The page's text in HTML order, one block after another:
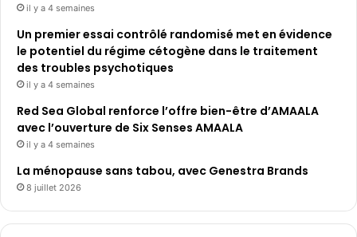
il y a 4 semaines
Un premier essai contrôlé randomisé met en évidence
le potentiel du régime cétogène dans le traitement
des troubles psychotiques
il y a 4 semaines
Red Sea Global renforce l’offre bien-être d’AMAALA
avec l’ouverture de Six Senses AMAALA
il y a 4 semaines
La ménopause sans tabou, avec Genestra Brands
8 juillet 2026